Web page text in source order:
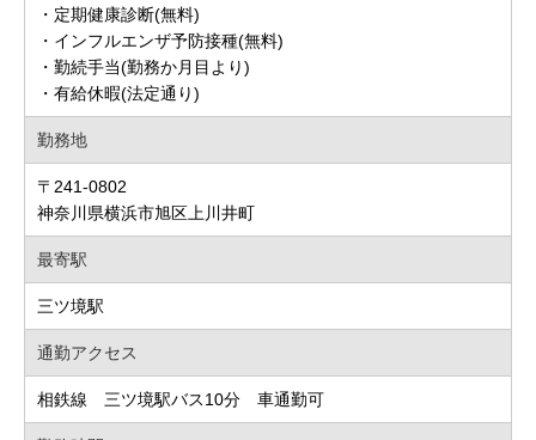
・定期健康診断(無料)
・インフルエンザ予防接種(無料)
・勤続手当(勤務か月目より)
・有給休暇(法定通り)
勤務地
〒241-0802
神奈川県横浜市旭区上川井町
最寄駅
三ツ境駅
通勤アクセス
相鉄線 三ツ境駅バス10分 車通勤可